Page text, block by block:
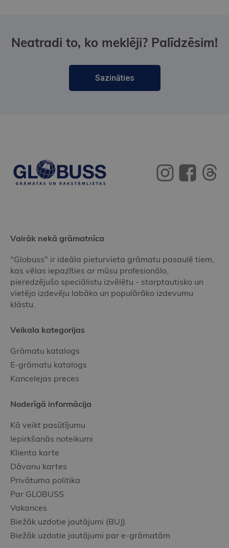
Neatradi to, ko meklēji? Palīdzēsim!
Sazināties
Vairāk nekā grāmatnīca
"Globuss" ir ideāla pieturvieta grāmatu pasaulē tiem,
kas vēlas iepazīties ar mūsu profesionālo,
pieredzējušo speciālistu izvēlētu - starptautisko un
vietējo izdevēju labāko un populārāko izdevumu
klāstu.
Veikala kategorijas
Grāmatu katalogs
E-grāmatu katalogs
Kancelejas preces
Noderīgā informācija
Kā veikt pasūtījumu
Iepirkšanās noteikumi
Klienta karte
Dāvanu kartes
Privātuma politika
Par GLOBUSS
Vakances
Biežāk uzdotie jautājumi (BUJ)
Biežāk uzdotie jautājumi par e-grāmatām